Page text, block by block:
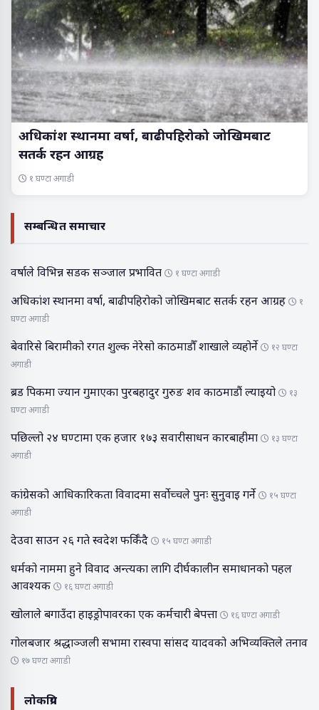
अधिकांश स्थानमा वर्षा, बाढीपहिरोको जोखिमबाट
सतर्क रहन आग्रह
१ घण्टा अगाडी
सम्बन्धित समाचार
वर्षाले विभिन्न सडक सञ्जाल प्रभावित १ घण्टा अगाडी
अधिकांश स्थानमा वर्षा, बाढीपहिरोको जोखिमबाट सतर्क रहन आग्रह
१
घण्टा अगाडी
बेवारिसे बिरामीको रगत शुल्क नेरेसो काठमाडौँ शाखाले व्यहोर्ने
१२ घण्टा
अगाडी
ब्रड पिकमा ज्यान गुमाएका पुरबहादुर गुरुङ शव काठमाडौं ल्याइयो
१३
घण्टा अगाडी
पछिल्लो २४ घण्टामा एक हजार १७३ सवारीसाधन कारबाहीमा
१३ घण्टा
अगाडी
कांग्रेसको आधिकारिकता विवादमा सर्वोच्चले पुनः सुनुवाइ गर्ने
१५ घण्टा
अगाडी
देउवा साउन २६ गते स्वदेश फर्किँदै १५ घण्टा अगाडी
धर्मको नाममा हुने विवाद अन्त्यका लागि दीर्घकालीन समाधानको पहल
आवश्यक
१६ घण्टा अगाडी
खोलाले बगाउँदा हाइड्रोपावरका एक कर्मचारी बेपत्ता १६ घण्टा अगाडी
गोलबजार श्रद्धाञ्जली सभामा रास्वपा सांसद यादवको अभिव्यक्तिले तनाव
१७ घण्टा अगाडी
लोकप्रिय